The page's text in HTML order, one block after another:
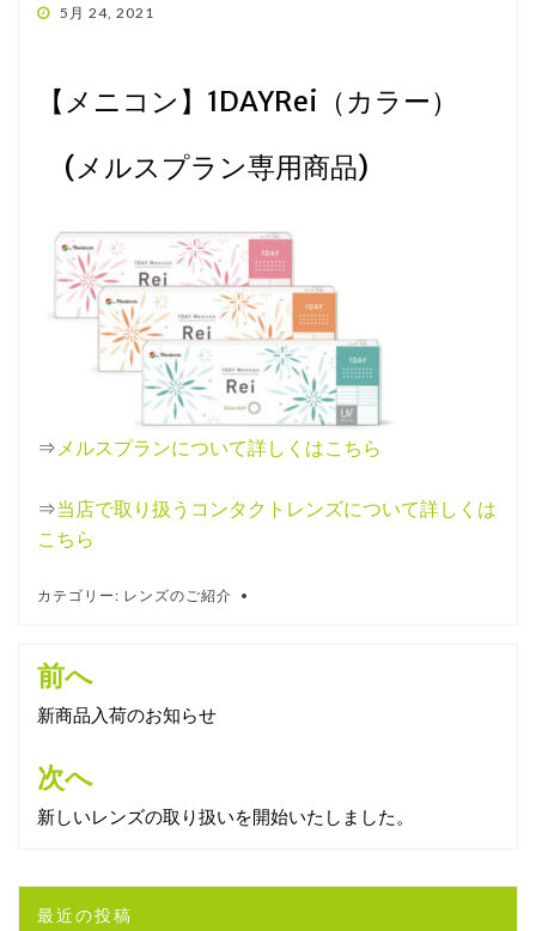
投 5月 24, 2021
【メニコン】1DAYRei（カラー）
(メルスプラン専用商品)
⇒ メルスプランについて詳しくはこちら
⇒当店で取り扱うコンタクトレンズについて詳しくは
こちら
カテゴリー: レンズのご紹介
投
稿
ナ
ビ
ゲ
ー
シ
前へ
新商品入荷のお知らせ
次へ
新しいレンズの取り扱いを開始いたしました。
最近の投稿